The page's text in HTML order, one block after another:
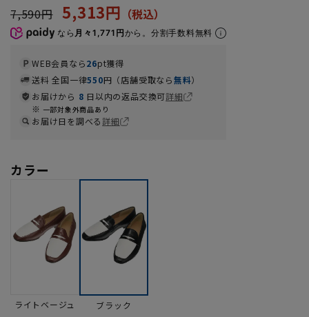
7,590円 5,313円
なら 月々1,771円から。分割手数料無料
WEB会員なら26pt獲得
送料 全国一律550円（店舗受取なら無料）
お届けから 8 日以内の返品交換可詳細
一部対象外商品あり
お届け日を調べる詳細
カラー
ライトベージュ ブラック